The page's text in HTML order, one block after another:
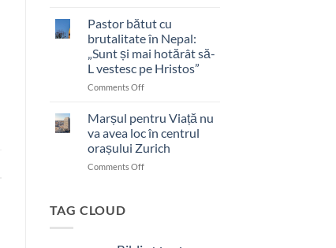
declară
gloria
lui
Dumnezeu
Pastor bătut cu
brutalitate în Nepal:
„Sunt și mai hotărât să-
L vestesc pe Hristos”
Comments Offon
bătut
cu
brutalitate
în
Nepal:
Marșul pentru Viață nu
va avea loc în centrul
orașului Zurich
Comments Offon
avea
TAG CLOUD